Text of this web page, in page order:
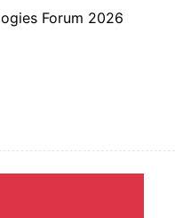
Forum 2026